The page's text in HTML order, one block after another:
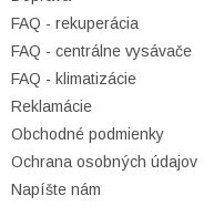
FAQ - rekuperácia
FAQ - centrálne vysávače
FAQ - klimatizácie
Reklamácie
Obchodné podmienky
Ochrana osobných údajov
Napíšte nám